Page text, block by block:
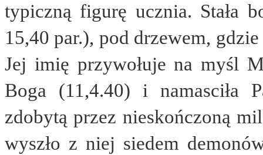
typiczną figurę ucznia. Stała
15,40 par.), pod drzewem,
Jej imię przywołuje na myśl
Boga (11,4.40) i namasciła
zdobytą przez nieskończoną
wyszło z niej siedem